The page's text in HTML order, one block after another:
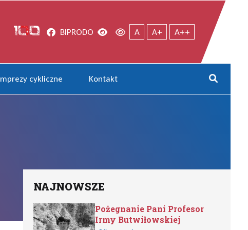
Facebook
BIPRODO Wersja kontrastowa
Wersja domyślna
A A+ A++
cykliczne Kontakt
NAJNOWSZE
Pożegnanie Pani Profesor
Irmy Butwiłowskiej